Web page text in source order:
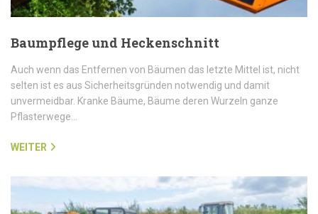
Baumpflege und Heckenschnitt
Auch wenn das Entfernen von Bäumen das letzte Mittel ist, nicht
selten ist es aus Sicherheitsgründen notwendig und damit
unvermeidbar. Kranke Bäume, Bäume deren Wurzeln ganze
Pflasterwege…
WEITER